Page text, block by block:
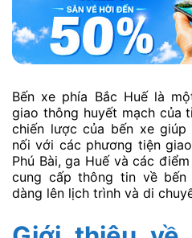
Bến xe phía Bắc Huế là
giao thông huyết mạch của
chiến lược của bến xe
nối với các phương tiện
Phú Bài, ga Huế và các
cung cấp thông tin về
dàng lên lịch trình và di